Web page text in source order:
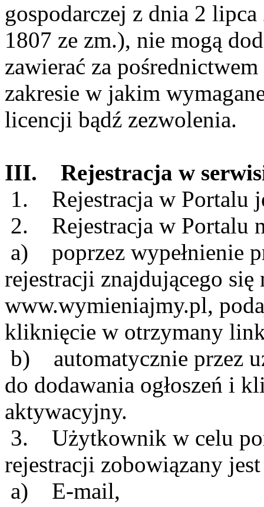
gospodarczej z dnia 2
1807 ze zm.), nie mogą
zawierać za
zakresie w jakim
licencji bądź zezwolenia.
III. Rejestracja w
1. Rejestracja w Portalu
2. Rejestracja w Portalu
a) poprzez wypełnienie
rejestracji znajdującego
www.wymieniajmy.pl,
kliknięcie w otrzymany
b) automatycznie przez
do dodawania ogłoszeń i
aktywacyjny.
3. Użytkownik w celu
rejestracji zobowiązany
a) E-mail,